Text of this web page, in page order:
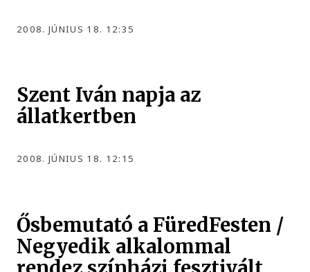
2008. JÚNIUS 18. 12:35
Szent Iván napja az
állatkertben
2008. JÚNIUS 18. 12:15
Ősbemutató a FüredFesten /
Negyedik alkalommal